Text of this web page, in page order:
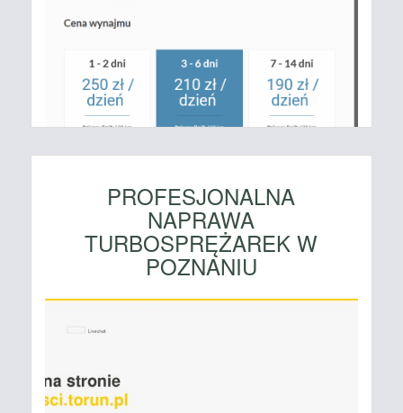
PROFESJONALNA
NAPRAWA
TURBOSPRĘŻAREK W
POZNANIU